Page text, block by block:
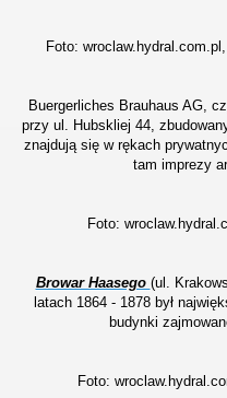
Foto:
Buergerliches Brauhaus AG,
przy ul. Hubskliej 44,
znajdują się w rękach
tam imprezy
Foto:
Browar Haasego (ul.
latach 1864 - 1878 był
budynki
Foto: